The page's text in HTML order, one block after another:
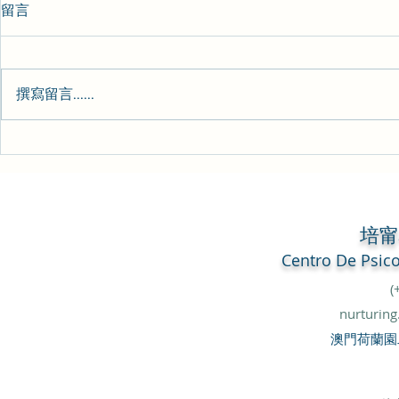
留言
撰寫留言......
培
Centro De
澳門荷蘭